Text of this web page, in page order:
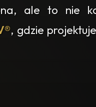
ale to nie
, gdzie